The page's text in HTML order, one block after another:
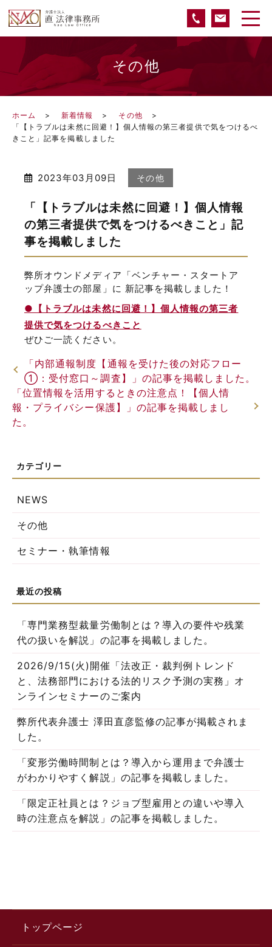
その他
ホーム 新着情報
その他
「【トラブルは未然に回避！】個人情報の第三者提供で気をつけるべ
きこと」記事を掲載しました
2023年03月09日 その他
「【トラブルは未然に回避！】個人情報
の第三者提供で気をつけるべきこと」記
事を掲載しました
弊所オウンドメディア「ベンチャー・スタートア
ップ弁護士の部屋」に 新記事を掲載しました！
●【トラブルは未然に回避！】個人情報の第三者
提供で気をつけるべきこと
ぜひご一読ください。
「内部通報制度【通報を受けた後の対応フロー
①：受付窓口～調査】」の記事を掲載しました。
「位置情報を活用するときの注意点！【個人情
報・プライバシー保護】」の記事を掲載しまし
た。
NEWS
その他
セミナー・執筆情報
「専門業務型裁量労働制とは？導入の要件や残業
代の扱いを解説」の記事を掲載しました。
2026/9/15(火)開催「法改正・裁判例トレンド
と、法務部門における法的リスク予測の実務」オ
ンラインセミナーのご案内
弊所代表弁護士 澤田直彦監修の記事が掲載されま
した。
「変形労働時間制とは？導入から運用まで弁護士
がわかりやすく解説」の記事を掲載しました。
「限定正社員とは？ジョブ型雇用との違いや導入
時の注意点を解説」の記事を掲載しました。
トップページ